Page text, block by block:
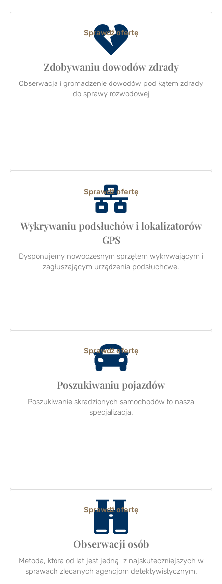
Zdobywaniu dowodów zdrady
Obserwacja i gromadzenie dowodów pod kątem zdrady
do sprawy rozwodowej
Sprawdź ofertę
Wykrywaniu podsłuchów i lokalizatorów
GPS
Dysponujemy nowoczesnym sprzętem wykrywającym i
zagłuszającym urządzenia podsłuchowe.
Sprawdź ofertę
Poszukiwaniu pojazdów
Poszukiwanie skradzionych samochodów to nasza
specjalizacja.
Sprawdź ofertę
Obserwacji osób
Metoda, która od lat jest jedną z najskuteczniejszych w
sprawach zlecanych agencjom detektywistycznym.
Sprawdź ofertę